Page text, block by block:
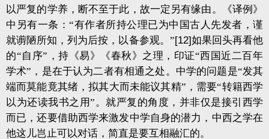
以严复的学养，断不至于此，故一定另有缘由。《译例》
中另有一条：“有作者所持公理已为中国古人先发者，谨
就谫陋所知，列为后按，以备参观。”[12]如果回头再看他
的“自序”，持《易》《春秋》之理，印证“西国近二百年
学术”，是在于认为二者有相通之处。中学的问题是“发其
端而莫能竟其绪，拟其大而未能议其精”，需要“转籍西学
以为还读我书之用”。就严复的角度，并非仅是接引西学
而已，还要借助西学来激发中学自身的潜力，中西之学在
他这儿岂止可以对话，简直是要互相融汇的。